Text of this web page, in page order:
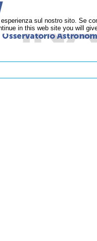
sul nostro sito. Se
in this web site you will